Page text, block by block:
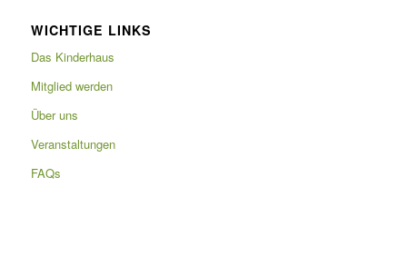
WICHTIGE LINKS
Das Kinderhaus
Mitglied werden
Über uns
Veranstaltungen
FAQs